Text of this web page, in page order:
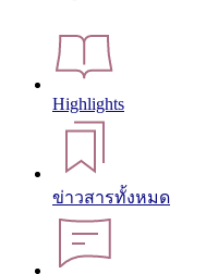
Highlights
ข่าวสารทั้งหมด